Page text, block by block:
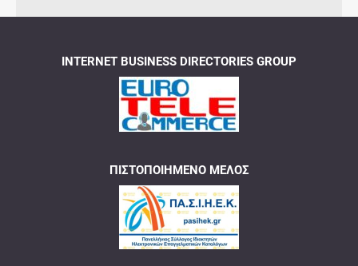
INTERNET BUSINESS DIRECTORIES GROUP
ΠΙΣΤΟΠΟΙΗΜΈΝΟ ΜΈΛΟΣ